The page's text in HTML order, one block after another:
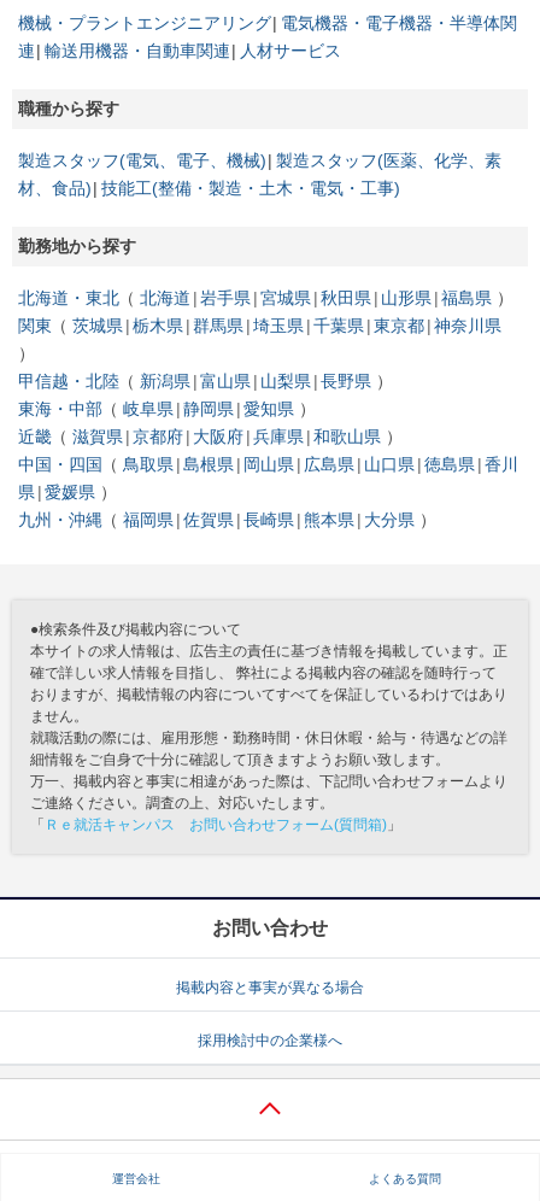
機械・プラントエンジニアリング 電気機器・電子機器・半導体関
連 輸送用機器・自動車関連 人材サービス
職種から探す
製造スタッフ(電気、電子、機械) 製造スタッフ(医薬、化学、素
材、食品) 技能工(整備・製造・土木・電気・工事)
勤務地から探す
北海道・東北 北海道 岩手県 宮城県 秋田県 山形県 福島県
関東
茨城県 栃木県 群馬県 埼玉県 千葉県 東京都 神奈川県
甲信越・北陸 新潟県 富山県 山梨県 長野県
東海・中部
岐阜県 静岡県 愛知県
近畿
滋賀県 京都府 大阪府 兵庫県 和歌山県
中国・四国
鳥取県 島根県 岡山県 広島県 山口県 徳島県 香川
県 愛媛県
九州・沖縄
福岡県 佐賀県 長崎県 熊本県 大分県
●検索条件及び掲載内容について
本サイトの求人情報は、広告主の責任に基づき情報を掲載しています。正
確で詳しい求人情報を目指し、 弊社による掲載内容の確認を随時行って
おりますが、掲載情報の内容についてすべてを保証しているわけではあり
ません。
就職活動の際には、雇用形態・勤務時間・休日休暇・給与・待遇などの詳
細情報をご自身で十分に確認して頂きますようお願い致します。
万一、掲載内容と事実に相違があった際は、下記問い合わせフォームより
ご連絡ください。調査の上、対応いたします。
「 Ｒｅ就活キャンパス お問い合わせフォーム(質問箱) 」
お問い合わせ
掲載内容と事実が異なる場合
採用検討中の企業様へ
運営会社 よくある質問